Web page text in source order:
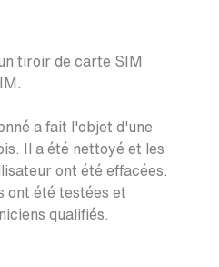
tiroir de carte SIM
a fait l'objet d'une
Il a été nettoyé et les
ont été effacées.
ont été testées et
qualifiés.